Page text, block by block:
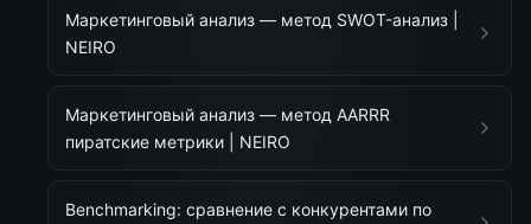
Маркетинговый анализ — метод SWOT-анализ |
NEIRO
Маркетинговый анализ — метод AARRR
пиратские метрики | NEIRO
Benchmarking: сравнение с конкурентами по